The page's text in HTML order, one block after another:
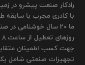
رادکار صنعت پیشرو در
با کادری مجرب با
ما 20 سال خوشنامی
جهت کسب اطمینان
تجهیزات صنعتی شامل